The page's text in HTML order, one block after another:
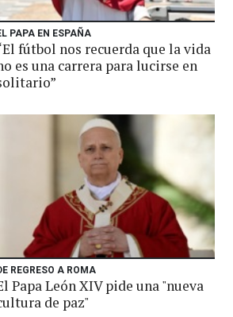
PAPA EN ESPAÑA
fútbol nos recuerda que la vida
es una carrera para lucirse en
REGRESO A ROMA
Papa León XIV pide una "nueva
de paz"